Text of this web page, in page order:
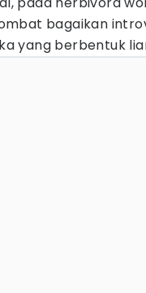
bagaikan
yang berbentuk